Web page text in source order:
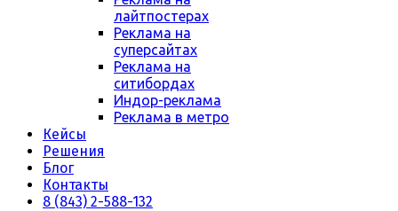
лайтпостерах
Реклама на
суперсайтах
Реклама на
ситибордах
Индор-реклама
Реклама в метро
Кейсы
Решения
Блог
Контакты
8 (843) 2-588-132